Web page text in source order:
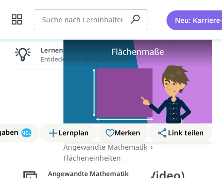
Suche Neu:
NEU Lernplan Merken
Link teilen
Angewandte Mathematik
Flächeneinheiten
Lernen lohnt sich!
Entdecke hier deine Chancen.
Angewandte Mathematik